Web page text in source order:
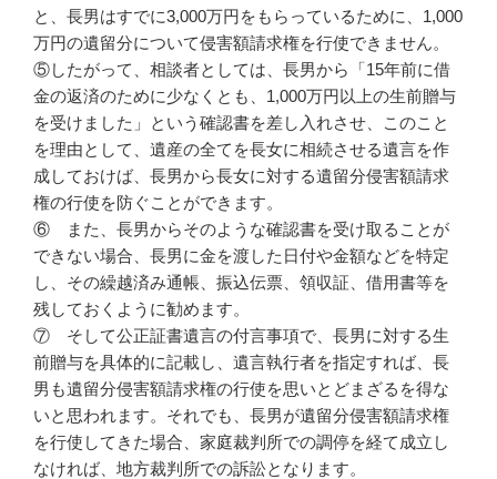
と、長男はすでに3,000万円をもらっているために、1,000
万円の遺留分について侵害額請求権を行使できません。
⑤したがって、相談者としては、長男から「15年前に借
金の返済のために少なくとも、1,000万円以上の生前贈与
を受けました」という確認書を差し入れさせ、このこと
を理由として、遺産の全てを長女に相続させる遺言を作
成しておけば、長男から長女に対する遺留分侵害額請求
権の行使を防ぐことができます。
⑥ また、長男からそのような確認書を受け取ることが
できない場合、長男に金を渡した日付や金額などを特定
し、その繰越済み通帳、振込伝票、領収証、借用書等を
残しておくように勧めます。
⑦ そして公正証書遺言の付言事項で、長男に対する生
前贈与を具体的に記載し、遺言執行者を指定すれば、長
男も遺留分侵害額請求権の行使を思いとどまざるを得な
いと思われます。それでも、長男が遺留分侵害額請求権
を行使してきた場合、家庭裁判所での調停を経て成立し
なければ、地方裁判所での訴訟となります。